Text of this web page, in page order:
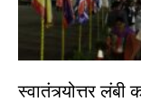
स्वातंत्र्योत्तर